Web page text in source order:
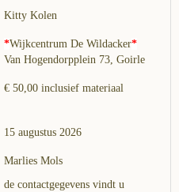
Kitty Kolen
*Wijkcentrum De Wildacker*
Van Hogendorpplein 73, Goirle
€ 50,00 inclusief materiaal
15 augustus 2026
Marlies Mols
de contactgegevens vindt u